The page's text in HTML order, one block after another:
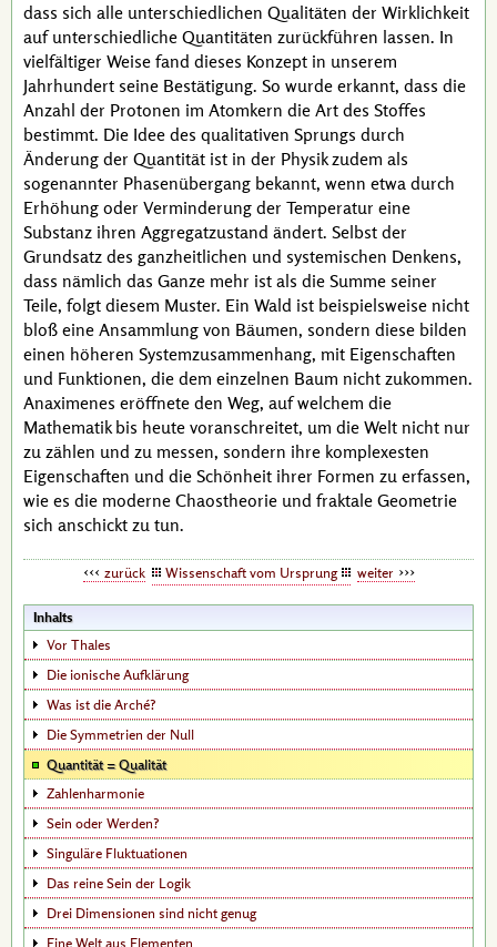
dass sich alle unterschiedlichen Qualitäten der Wirklichkeit
auf unterschiedliche Quantitäten zurückführen lassen. In
vielfältiger Weise fand dieses Konzept in unserem
Jahrhundert seine Bestätigung. So wurde erkannt, dass die
Anzahl der Protonen im Atomkern die Art des Stoffes
bestimmt. Die Idee des qualitativen Sprungs durch
Änderung der Quantität ist in der Physik zudem als
sogenannter Phasenübergang bekannt, wenn etwa durch
Erhöhung oder Verminderung der Temperatur eine
Substanz ihren Aggregatzustand ändert. Selbst der
Grundsatz des ganzheitlichen und systemischen Denkens,
dass nämlich das Ganze mehr ist als die Summe seiner
Teile, folgt diesem Muster. Ein Wald ist beispielsweise nicht
bloß eine Ansammlung von Bäumen, sondern diese bilden
einen höheren Systemzusammenhang, mit Eigenschaften
und Funktionen, die dem einzelnen Baum nicht zukommen.
Anaximenes eröffnete den Weg, auf welchem die
Mathematik bis heute voranschreitet, um die Welt nicht nur
zu zählen und zu messen, sondern ihre komplexesten
Eigenschaften und die Schönheit ihrer Formen zu erfassen,
wie es die moderne Chaostheorie und fraktale Geometrie
sich anschickt zu tun.
zurück Wissenschaft vom Ursprung weiter
Inhalts
Vor Thales
Die ionische Aufklärung
Was ist die Arché?
Die Symmetrien der Null
Quantität = Qualität
Zahlenharmonie
Sein oder Werden?
Singuläre Fluktuationen
Das reine Sein der Logik
Drei Dimensionen sind nicht genug
Eine Welt aus Elementen